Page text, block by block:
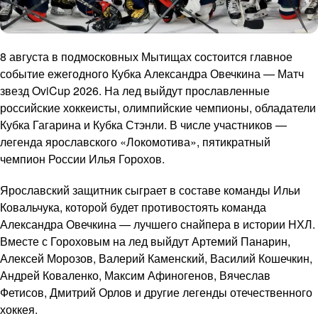
8 августа в подмосковных Мытищах состоится главное
событие ежегодного Кубка Александра Овечкина — Матч
звезд OviCup 2026. На лед выйдут прославленные
российские хоккеисты, олимпийские чемпионы, обладатели
Кубка Гагарина и Кубка Стэнли. В числе участников —
легенда ярославского «Локомотива», пятикратный
чемпион России Илья Горохов.
Ярославский защитник сыграет в составе команды Ильи
Ковальчука, которой будет противостоять команда
Александра Овечкина — лучшего снайпера в истории НХЛ.
Вместе с Гороховым на лед выйдут Артемий Панарин,
Алексей Морозов, Валерий Каменский, Василий Кошечкин,
Андрей Коваленко, Максим Афиногенов, Вячеслав
Фетисов, Дмитрий Орлов и другие легенды отечественного
хоккея.